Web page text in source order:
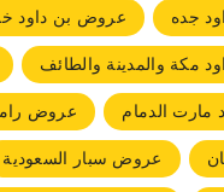
جده
عروض بن داود
مكة والمدينة والطائف
الدمام
عروض
عروض سبار السعودية